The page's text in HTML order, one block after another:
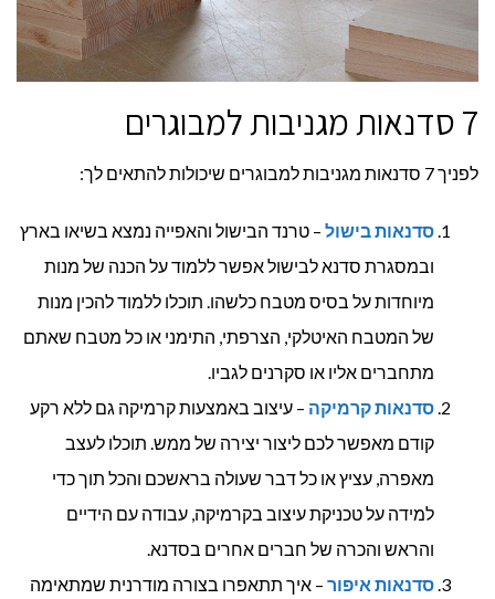
7 סדנאות מגניבות למבוגרים
לפניך 7 סדנאות מגניבות למבוגרים שיכולות להתאים לך:
סדנאות בישול – טרנד הבישול והאפייה נמצא בשיאו בארץ
ובמסגרת סדנא לבישול אפשר ללמוד על הכנה של מנות
מיוחדות על בסיס מטבח כלשהו. תוכלו ללמוד להכין מנות
של המטבח האיטלקי, הצרפתי, התימני או כל מטבח שאתם
מתחברים אליו או סקרנים לגביו.
סדנאות קרמיקה – עיצוב באמצעות קרמיקה גם ללא רקע
קודם מאפשר לכם ליצור יצירה של ממש. תוכלו לעצב
מאפרה, עציץ או כל דבר שעולה בראשכם והכל תוך כדי
למידה על טכניקת עיצוב בקרמיקה, עבודה עם הידיים
והראש והכרה של חברים אחרים בסדנא.
סדנאות איפור – איך תתאפרו בצורה מודרנית שמתאימה